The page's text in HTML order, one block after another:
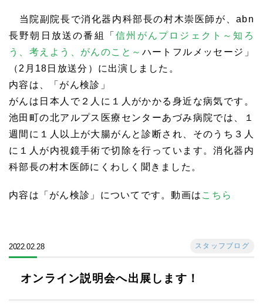
当院副院長で消化器内科部長の村木崇医師が、abn
長野朝日放送の番組「信州がんプロジェクト～知ろ
う、考えよう、がんのこと～ ハートフルメッセージ」
（2月18日放送分）に出演しました。
内容は、「がん検診」
がんは日本人で２人に１人がかかる身近な病気です。
池田町の北アルプス医療センターあづみ病院では、１
週間に１人以上が大腸がんと診断され、そのうち３人
に１人が内視鏡手術で切除を行っています。消化器内
科部長の村木医師にくわしく聞きました。
内容は「がん検診」についてです。動画は こちら
2022.02.28 スタッフブログ
オンライン説明会へ出展します！